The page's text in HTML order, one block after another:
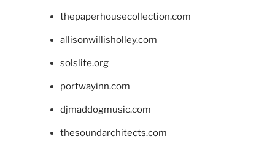
thepaperhousecollection.com
allisonwillisholley.com
solslite.org
portwayinn.com
djmaddogmusic.com
thesoundarchitects.com